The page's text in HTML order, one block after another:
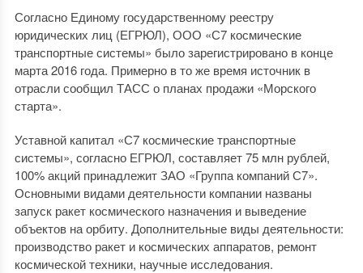
Согласно Единому государственному реестру
юридических лиц (ЕГРЮЛ), ООО «С7 космические
транспортные системы» было зарегистрировано в конце
марта 2016 года. Примерно в то же время источник в
отрасли сообщил ТАСС о планах продажи «Морского
старта».
Уставной капитал «С7 космические транспортные
системы», согласно ЕГРЮЛ, составляет 75 млн рублей,
100% акций принадлежит ЗАО «Группа компаний С7».
Основными видами деятельности компании названы
запуск ракет космического назначения и выведение
объектов на орбиту. Дополнительные виды деятельности:
производство ракет и космических аппаратов, ремонт
космической техники, научные исследования.